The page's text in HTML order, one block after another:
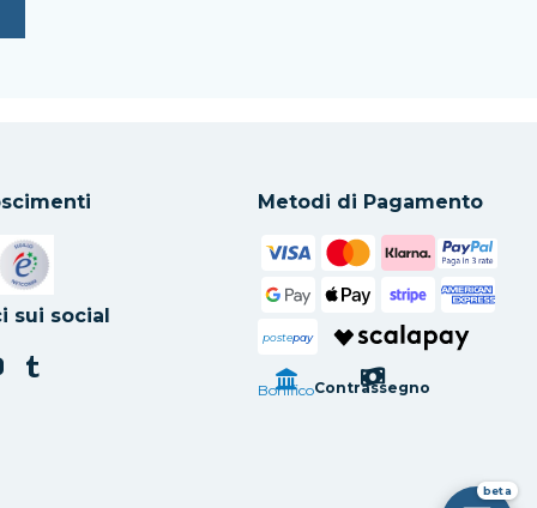
una nuova scheda
apre in una nuova scheda
sui social
Metodi di Pagamento
postepay
BonificoContrassegno
beta